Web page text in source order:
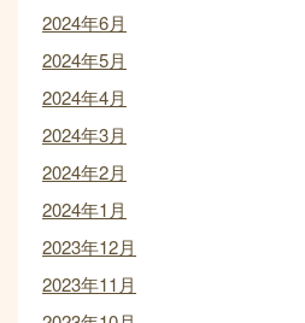
2024年6月
2024年5月
2024年4月
2024年3月
2024年2月
2024年1月
2023年12月
2023年11月